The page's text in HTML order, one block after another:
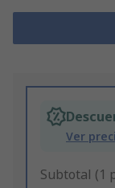
Ver
Subtotal (1